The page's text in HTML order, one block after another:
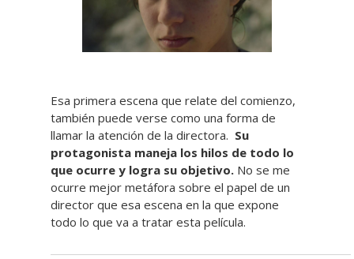
Esa primera escena que relate del comienzo,
también puede verse como una forma de
llamar la atención de la directora. Su
protagonista maneja los hilos de todo lo
que ocurre y logra su objetivo. No se me
ocurre mejor metáfora sobre el papel de un
director que esa escena en la que expone
todo lo que va a tratar esta película.